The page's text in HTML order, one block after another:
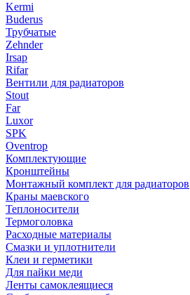
Kermi
Buderus
Трубчатые
Zehnder
Irsap
Rifar
Вентили для радиаторов
Stout
Far
Luxor
SPK
Oventrop
Комплектующие
Кронштейны
Монтажный комплект для радиаторов
Краны маевского
Теплоносители
Термоголовка
Расходные материалы
Смазки и уплотнители
Клеи и герметики
Для пайки меди
Ленты самоклеящиеся